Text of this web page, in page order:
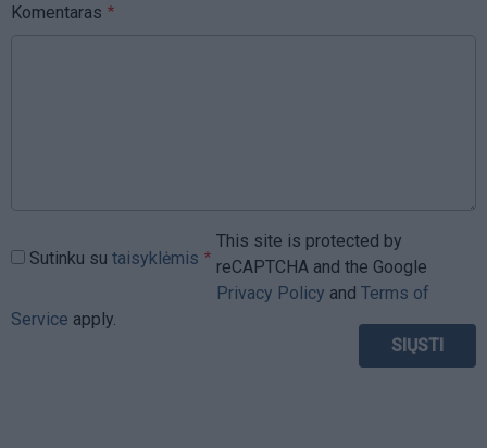
Komentaras
Sutinku su taisyklėmis
This site is protected by
reCAPTCHA and the Google
Privacy Policy and Terms of
Service apply.